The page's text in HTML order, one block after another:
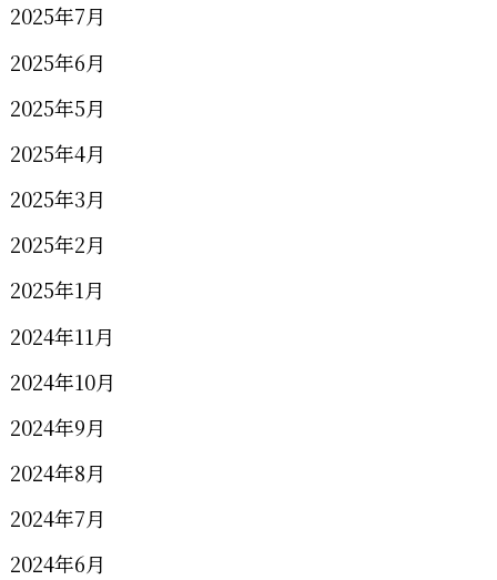
2025年7月
2025年6月
2025年5月
2025年4月
2025年3月
2025年2月
2025年1月
2024年11月
2024年10月
2024年9月
2024年8月
2024年7月
2024年6月